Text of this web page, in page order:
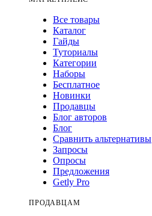
Все товары
Каталог
Гайды
Туториалы
Категории
Наборы
Бесплатное
Новинки
Продавцы
Блог авторов
Блог
Сравнить альтернативы
Запросы
Опросы
Предложения
Getly Pro
ПРОДАВЦАМ